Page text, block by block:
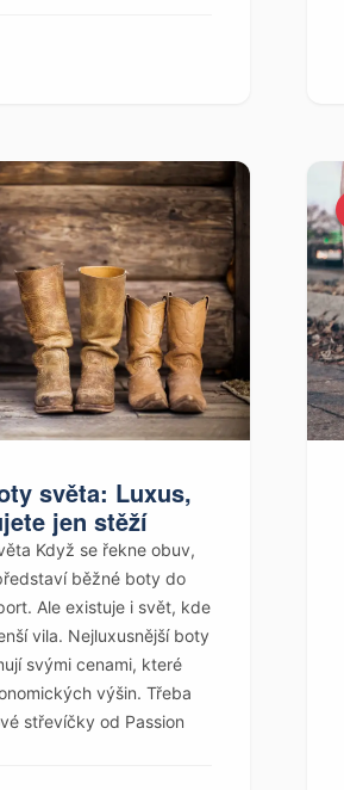
světa: Luxus,
jen stěží
Když se řekne obuv,
běžné boty do
Ale existuje i svět, kde
vila. Nejluxusnější boty
svými cenami, které
výšin. Třeba
střevíčky od Passion